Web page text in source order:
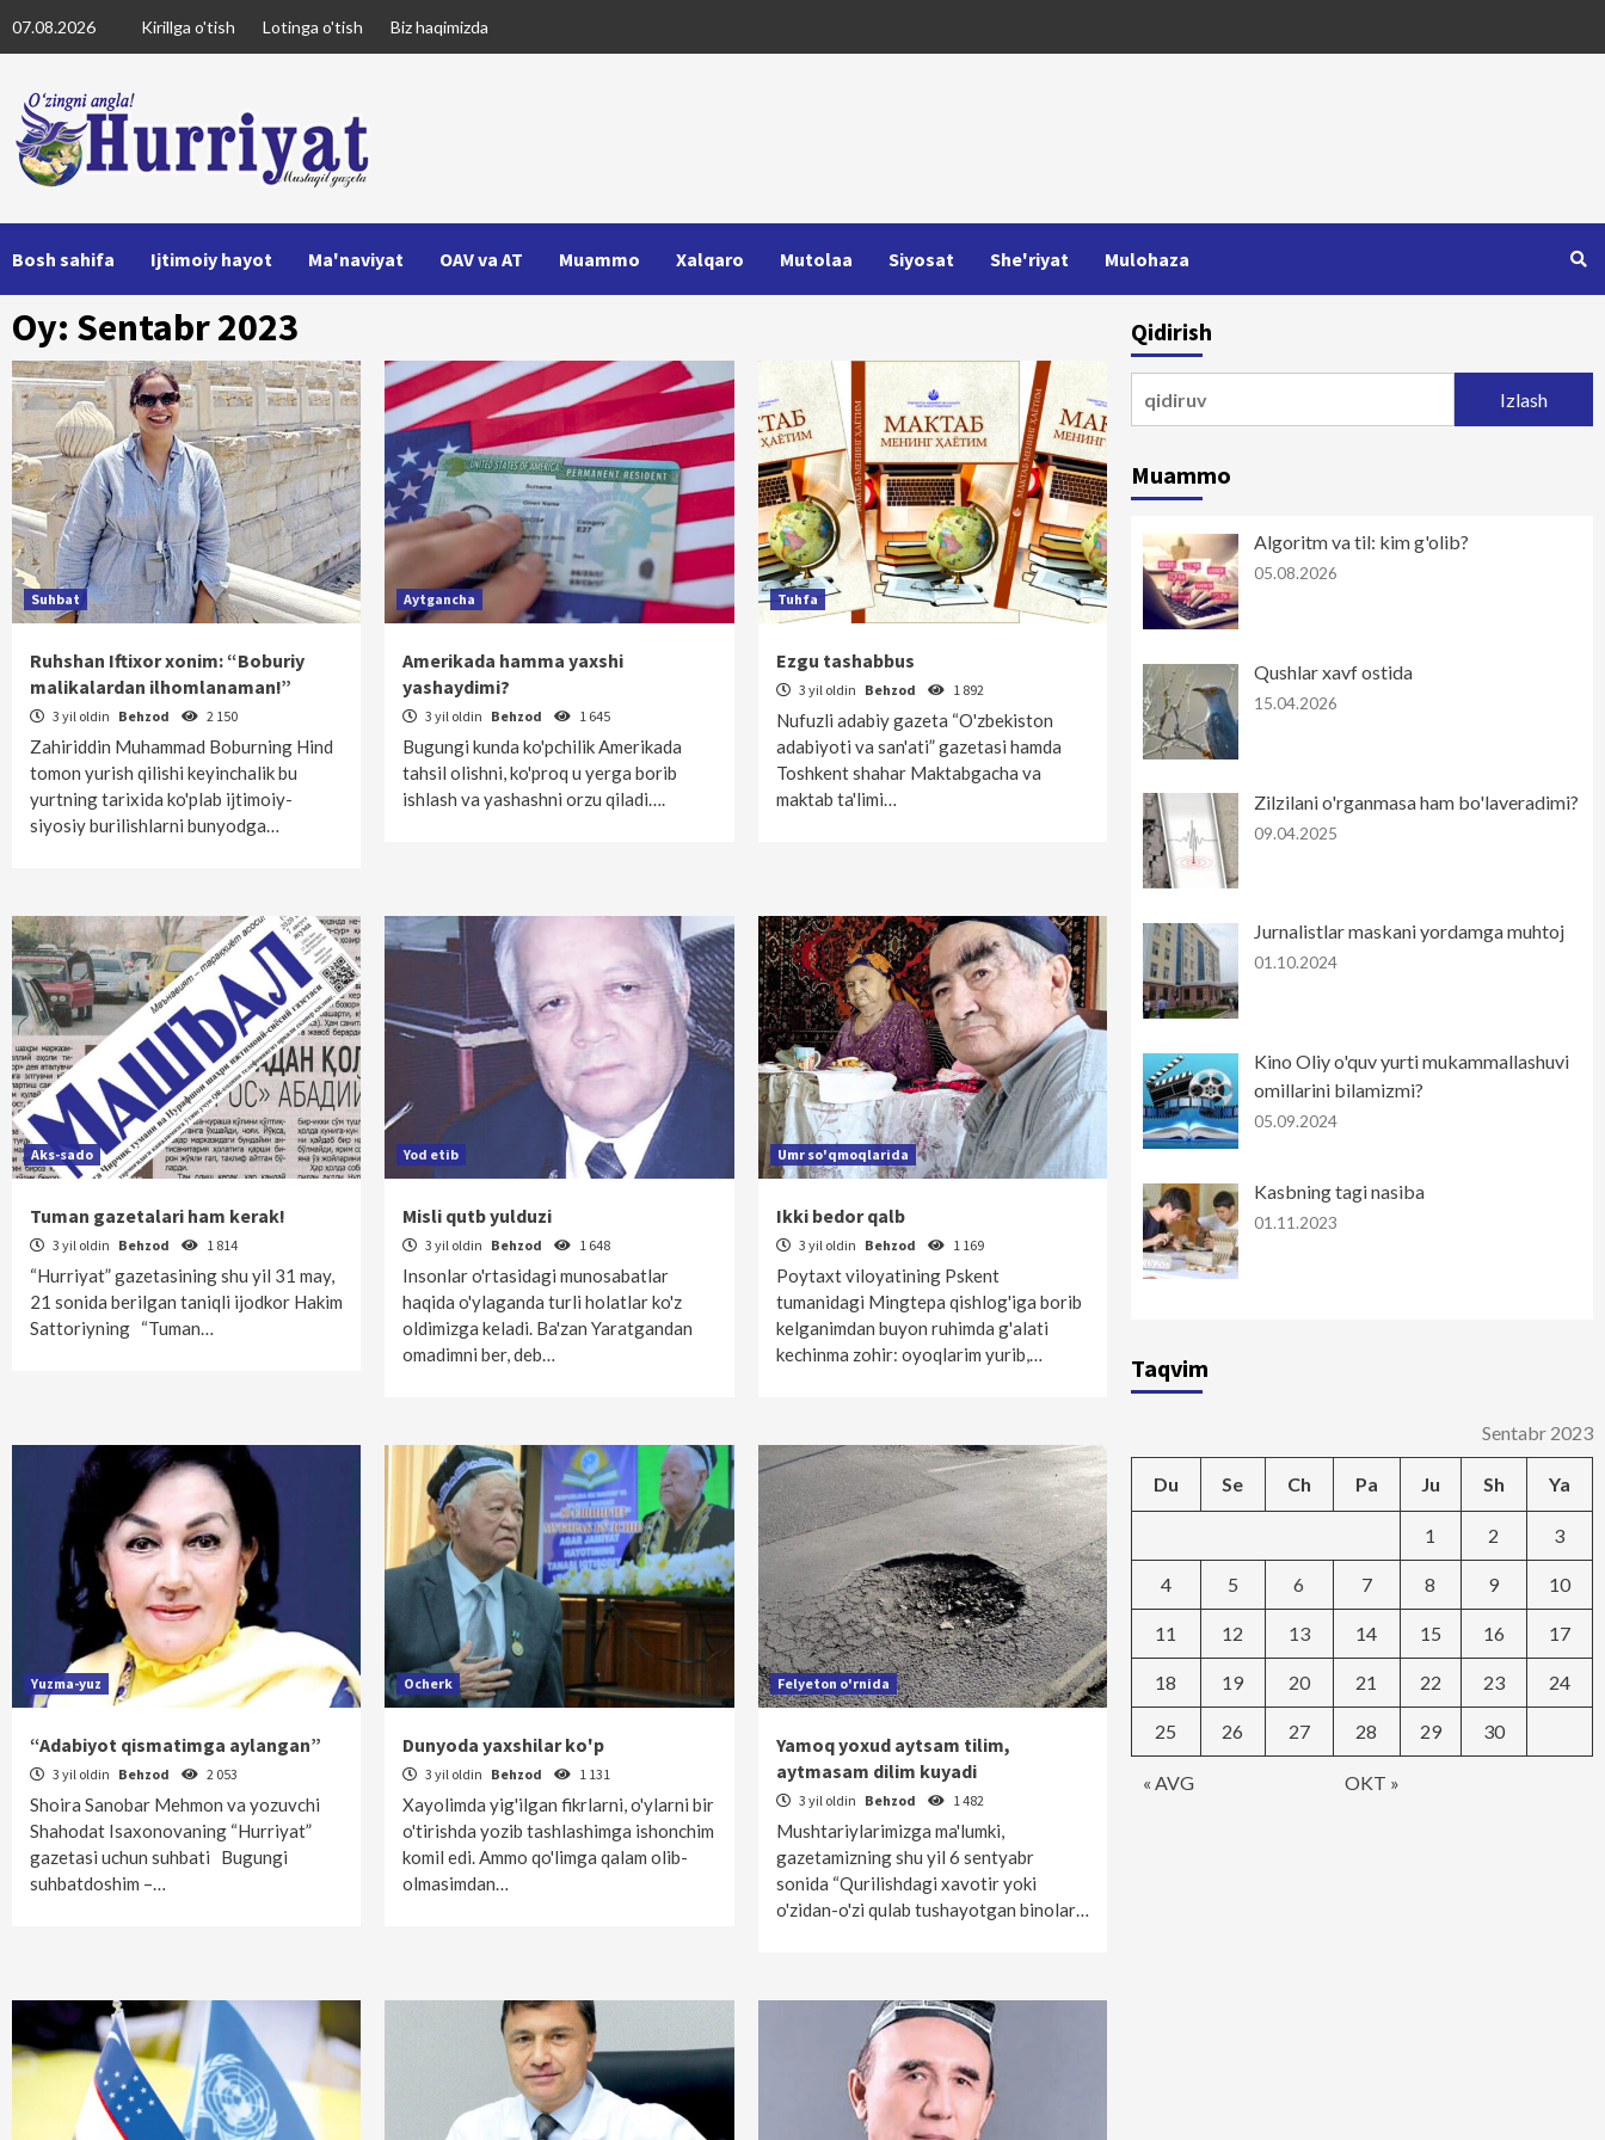
to
07.08.2026 Kirillga o'tish Lotinga o'tish Biz haqimizda
Bosh sahifa Ijtimoiy hayot Ma'naviyat OAV va AT Muammo Xalqaro Mutolaa Siyosat She'riyat Mulohaza
Oy: Sentabr 2023
Suhbat
Ruhshan Iftixor xonim: “Boburiy
malikalardan ilhomlanaman!”
3 yil oldin Behzod 2 150
Zahiriddin Muhammad Boburning Hind
tomon yurish qilishi keyinchalik bu
yurtning tarixida ko'plab ijtimoiy-
siyosiy burilishlarni bunyodga…
Aytgancha
Amerikada hamma yaxshi
yashaydimi?
3 yil oldin Behzod 1 645
Bugungi kunda ko'pchilik Amerikada
tahsil olishni, ko'proq u yerga borib
ishlash va yashashni orzu qiladi….
Tuhfa
Ezgu tashabbus
3 yil oldin Behzod 1 892
Nufuzli adabiy gazeta “O'zbekiston
ada­biyoti va san'ati” gazetasi hamda
Toshkent shahar Maktabgacha va
maktab ta'limi…
Aks-sado
Tuman gazetalari ham kerak!
3 yil oldin Behzod 1 814
“Hurriyat” gazetasining shu yil 31 may,
21 sonida berilgan taniqli ijodkor Hakim
Sattoriyning “Tuman…
Yod etib
Misli qutb yulduzi
3 yil oldin Behzod 1 648
Insonlar o'rtasidagi munosabatlar
haqida o'ylaganda turli holatlar ko'z
oldimizga keladi. Ba'zan Yaratgandan
omadimni ber, deb…
Umr so'qmoqlarida
Ikki bedor qalb
3 yil oldin Behzod 1 169
Poytaxt viloyatining Pskent
tumanidagi Mingtepa qishlog'iga borib
kelganimdan buyon ruhimda g'alati
kechinma zohir: oyoqlarim yurib,…
Yuzma-yuz
“Adabiyot qismatimga aylangan”
3 yil oldin Behzod 2 053
Shoira Sanobar Mehmon va yozuvchi
Shahodat Isaxonovaning “Hurriyat”
gazetasi uchun suhbati Bugungi
suhbatdoshim –…
Ocherk
Dunyoda yaxshilar ko'p
3 yil oldin Behzod 1 131
Xayolimda yig'ilgan fikrlarni, o'ylarni bir
o'tirishda yozib tashlashimga ishonchim
komil edi. Ammo qo'limga qalam olib-
olmasimdan…
Felyeton o'rnida
Yamoq yoxud aytsam tilim,
aytmasam dilim kuyadi
3 yil oldin Behzod 1 482
Mushtariylarimizga ma'lumki,
gazetamizning shu yil 6 sentyabr
sonida “Qurilishdagi xavotir yoki
o'zidan-o'zi qulab tushayotgan binolar…
Qidirish
Muammo
Algoritm va til: kim g'olib?
05.08.2026
Qushlar xavf ostida
15.04.2026
Zilzilani o'rganmasa ham bo'laveradimi?
09.04.2025
Jurnalistlar maskani yordamga muhtoj
01.10.2024
Kino Oliy o'quv yurti mukammallashuvi
omillarini bilamizmi?
05.09.2024
Kasbning tagi nasiba
01.11.2023
Taqvim
Sentabr 2023
Du Se Ch Pa Ju Sh Ya
« AVG OKT »
1 2 3
4 5 6 7 8 9 10
11 12 13 14 15 16 17
18 19 20 21 22 23 24
25 26 27 28 29 30